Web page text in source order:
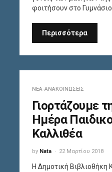
φοιτήσουν στο Γυμνάσιο
Περισσότερα
ΝΈΑ-ΑΝΑΚΟΙΝΏΣΕΙΣ
Γιορτάζουμε
Ημέρα
Καλλιθέα
by Nata 22 Μαρτίου 2018
Η Δημοτική Βιβλιοθήκη